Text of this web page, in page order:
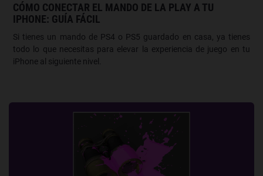
CÓMO CONECTAR EL MANDO DE LA PLAY A TU
IPHONE: GUÍA FÁCIL
Si tienes un mando de PS4 o PS5 guardado en casa, ya tienes
todo lo que necesitas para elevar la experiencia de juego en tu
iPhone al siguiente nivel.